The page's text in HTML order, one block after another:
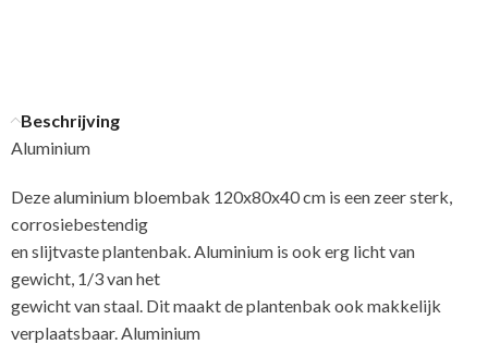
Beschrijving
Aluminium
Deze aluminium bloembak 120x80x40 cm is een zeer sterk,
corrosiebestendig
en slijtvaste plantenbak. Aluminium is ook erg licht van
gewicht, 1/3 van het
gewicht van staal. Dit maakt de plantenbak ook makkelijk
verplaatsbaar. Aluminium